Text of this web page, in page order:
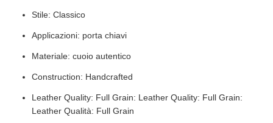
Stile: Classico
Applicazioni: porta chiavi
Materiale: cuoio autentico
Construction: Handcrafted
Leather Quality: Full Grain: Leather Quality: Full Grain:
Leather Qualità: Full Grain